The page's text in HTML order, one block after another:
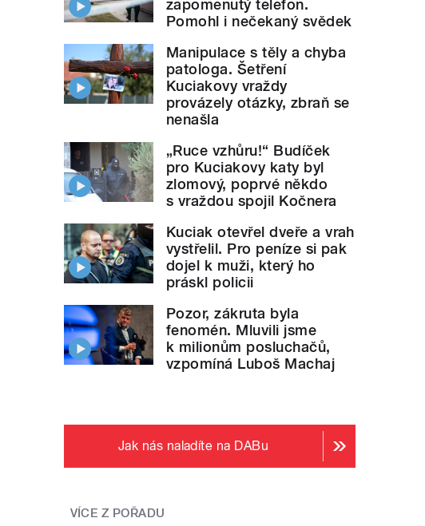
zapomenutý telefon.
Pomohl i nečekaný svědek
Manipulace s těly a chyba
patologa. Šetření
Kuciakovy vraždy
provázely otázky, zbraň se
nenašla
„Ruce vzhůru!“ Budíček
pro Kuciakovy katy byl
zlomový, poprvé někdo
s vraždou spojil Kočnera
Kuciak otevřel dveře a vrah
vystřelil. Pro peníze si pak
dojel k muži, který ho
práskl policii
Pozor, zákruta byla
fenomén. Mluvili jsme
k milionům posluchačů,
vzpomíná Luboš Machaj
Jak nás naladíte na DABu
VÍCE Z POŘADU